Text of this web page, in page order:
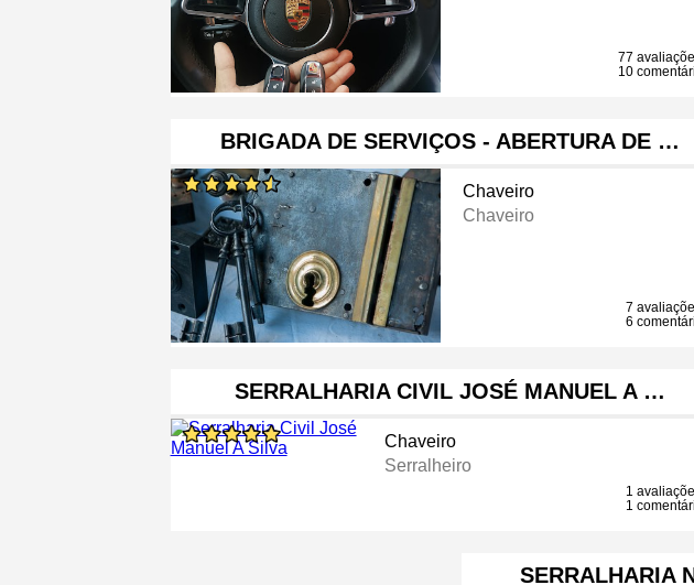
77
10
BRIGADA DE SERVIÇOS - ABERTURA DE …
Chaveiro
Chaveiro
7
6
SERRALHARIA CIVIL JOSÉ MANUEL A …
Chaveiro
Serralheiro
1
1
SERRALHARIA